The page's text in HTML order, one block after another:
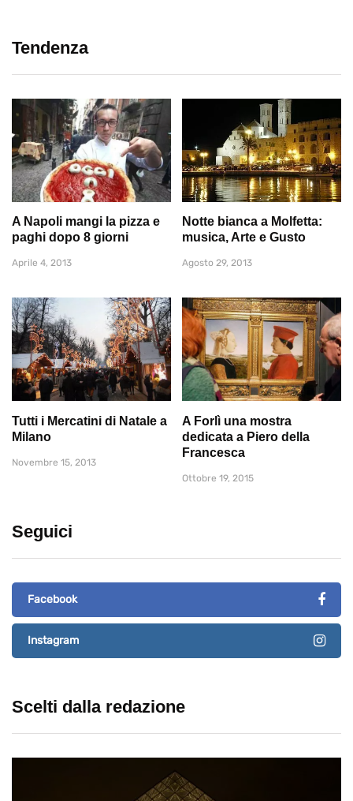
Tendenza
A Napoli mangi la pizza e
paghi dopo 8 giorni
Aprile 4, 2013
Notte bianca a Molfetta:
musica, Arte e Gusto
Agosto 29, 2013
Tutti i Mercatini di Natale a
Milano
Novembre 15, 2013
A Forlì una mostra
dedicata a Piero della
Francesca
Ottobre 19, 2015
Seguici
Facebook
Instagram
Scelti dalla redazione